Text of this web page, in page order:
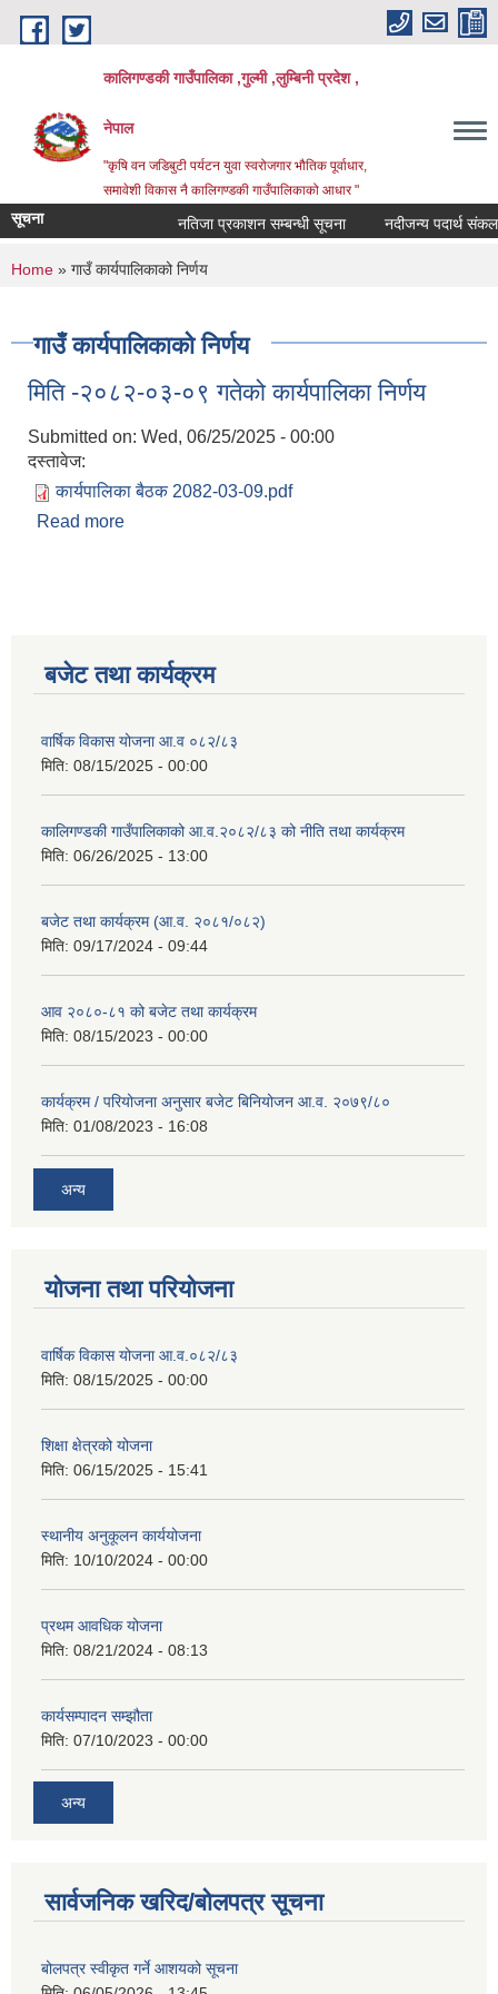
Skip to main content
कालिगण्डकी गाउँपालिका ,गुल्मी ,लुम्बिनी प्रदेश ,
नेपाल
"कृषि वन जडिबुटी पर्यटन युवा स्वरोजगार भौतिक पूर्वाधार,
समावेशी विकास नै कालिगण्डकी गाउँपालिकाको आधार "
सूचना नतिजा प्रकाशन सम्बन्धी सूचना नदीजन्य पदार्थ संकलन
You are here
Home » गाउँ कार्यपालिकाको निर्णय
गाउँ कार्यपालिकाको निर्णय
मिति -२०८२-०३-०९ गतेको कार्यपालिका निर्णय
Submitted on: Wed, 06/25/2025 - 00:00
दस्तावेज:
कार्यपालिका बैठक 2082-03-09.pdf
Read more
बजेट तथा कार्यक्रम
वार्षिक विकास योजना आ.व ०८२/८३
मिति: 08/15/2025 - 00:00
कालिगण्डकी गाउँपालिकाको आ.व.२०८२/८३ को नीति तथा कार्यक्रम
मिति: 06/26/2025 - 13:00
बजेट तथा कार्यक्रम (आ.व. २०८१/०८२)
मिति: 09/17/2024 - 09:44
आव २०८०-८१ को बजेट तथा कार्यक्रम
मिति: 08/15/2023 - 00:00
कार्यक्रम / परियोजना अनुसार बजेट बिनियोजन आ.व. २०७९/८०
मिति: 01/08/2023 - 16:08
अन्य
योजना तथा परियोजना
वार्षिक विकास योजना आ.व.०८२/८३
मिति: 08/15/2025 - 00:00
शिक्षा क्षेत्रको योजना
मिति: 06/15/2025 - 15:41
स्थानीय अनुकूलन कार्ययोजना
मिति: 10/10/2024 - 00:00
प्रथम आवधिक योजना
मिति: 08/21/2024 - 08:13
कार्यसम्पादन सम्झौता
मिति: 07/10/2023 - 00:00
अन्य
सार्वजनिक खरिद/बोलपत्र सूचना
बोलपत्र स्वीकृत गर्ने आशयको सूचना